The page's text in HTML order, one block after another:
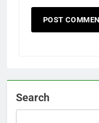
Search